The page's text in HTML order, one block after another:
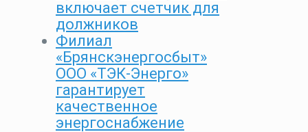
включает счетчик для
должников
Филиал
«Брянскэнергосбыт»
ООО «ТЭК-Энерго»
гарантирует
качественное
энергоснабжение